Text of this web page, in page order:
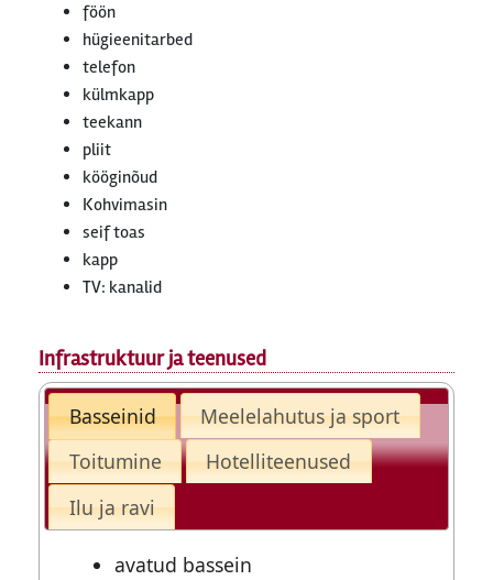
föön
hügieenitarbed
telefon
külmkapp
teekann
pliit
kööginõud
Kohvimasin
seif toas
kapp
TV: kanalid
Infrastruktuur ja teenused
Basseinid
Meelelahutus ja sport
Toitumine
Hotelliteenused
Ilu ja ravi
avatud bassein